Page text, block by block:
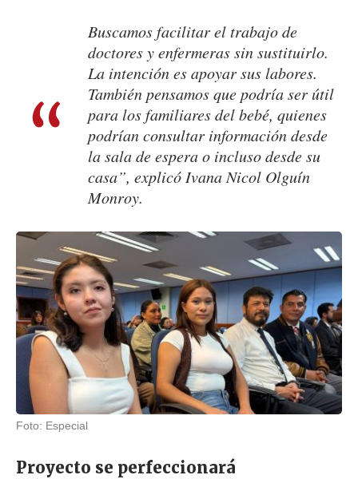
Buscamos facilitar el trabajo de
doctores y enfermeras sin sustituirlo.
La intención es apoyar sus labores.
También pensamos que podría ser útil
para los familiares del bebé, quienes
podrían consultar información desde
la sala de espera o incluso desde su
casa”, explicó Ivana Nicol Olguín
Monroy.
Foto: Especial
Proyecto se perfeccionará